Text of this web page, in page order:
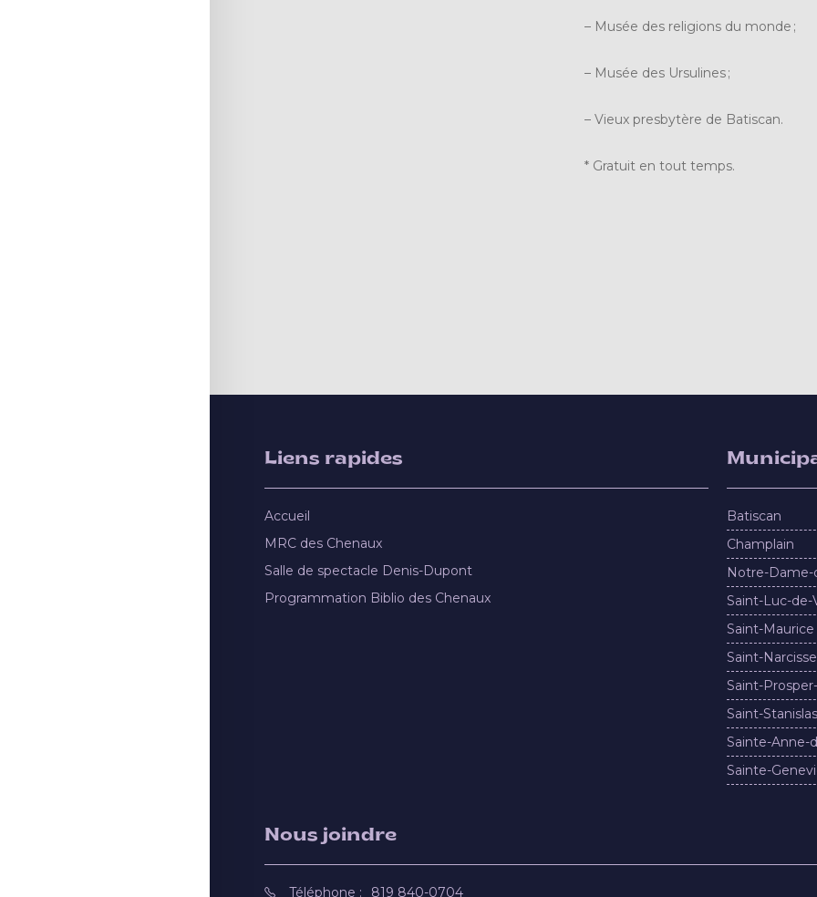
– Musée des religions du monde ;
– Musée des Ursulines ;
– Vieux presbytère de Batiscan.
* Gratuit en tout temps.
Liens rapides
Accueil
MRC des Chenaux
Salle de spectacle Denis-Dupont
Programmation Biblio des Chenaux
Batiscan
Champlain
Notre-
Saint-Luc-de-
Saint-Maurice
Saint-Narcisse
Saint-
Saint-Stanislas
Sainte-Anne-
Sainte-
Nous joindre
Téléphone : 819 840-0704